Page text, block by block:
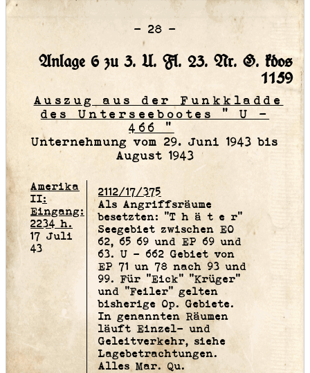
– 28 –
Anlage 6 zu 3. U. Fl. 23. Nr. G. kdos
1159
Auszug aus der Funkkladde
des Unterseebootes " U -
466 "
Unternehmung vom 29. Juni 1943 bis
August 1943
Amerika
II:
Eingang:
2234 h.
17 Juli
43
2112/17/375
Als Angriffsräume
besetzten: "T h ä t e r"
Seegebiet zwischen EO
62, 65 69 und EP 69 und
63. U - 662 Gebiet von
EP 71 un 78 nach 93 und
99. Für "Eick" "Krüger"
und "Feiler" gelten
bisherige Op. Gebiete.
In genannten Räumen
läuft Einzel- und
Geleitverkehr, siehe
Lagebetrachtungen.
Alles Mar. Qu.